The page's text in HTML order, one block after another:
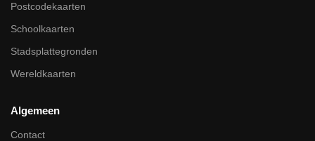
Postcodekaarten
Schoolkaarten
Stadsplattegronden
Wereldkaarten
Algemeen
Contact